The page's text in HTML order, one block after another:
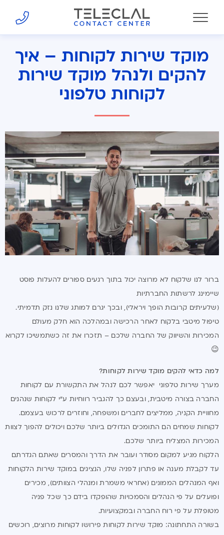
מוקד שירות לקוחות – איך
להקים ולנהל מוקד שירות
לקוחות טלפוני
ברור לנו שלקוח לא מרוצה יכול בתוך רגעים ספורים להעלות פוסט
שיימינג לרשתות החברתיות
(שלעיתים קרובות הופך ויראלי), ובכך יגרם למותג שלנו נזק תדמיתי.
טיפול מיטבי בלקוח לאחר הרכישה ובמהלכה הוא חלק מעולם
המכירות והשיווק של החברה שלכם – תזכרו את זה כשתמשיכו לקרוא
😉
למה כדאי להקים מוקד שירות לקוחות?
מערך שירות טלפוני יאפשר לכם לנהל את התקשורת עם לקוחות
החברה בצורה מיטבית, ובעצם כך להגביר רווחיות ע"י לקוחות שנהנים
מחוויית הקניה, ממליצים לחברים ומשפחה, וחוזרים לרכוש בעצמם.
לקוחות שמחים הם התומכים הגדולים ביותר שלכם ויכולים להפוך לצוות
המכירות המצליח ביותר שלכם.
הלקוח מגיע למקום מסודר ועובר את הדרך והמסרים שאתם הגדרתם
עד לקבלת מענה או פתרון לפניה שלו, הנציגים במוקד שירות הלקוחות
ואף המנהלים הממונים (אחראי משמרת ומנהלי הצוותים), מכירים
ופועלים על פי הנהלים והסמכויות שהופקדו בידם כך שכל פניה
מטופלת על פי רוח החברה ובמקצועיות.
בשורה התחתונה: מוקד שירות לקוחות פירושו לקוחות מרוצים, רוכשים